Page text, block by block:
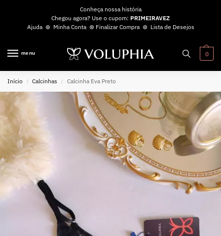
Conheça nossa história
Chegou agora? Use o cupom: PRIMEIRAVEZ
Ajuda⊛ Minha Conta⊛ Finalizar Compra⊛ Lista de Desejos
menu 0
Início / Calcinhas / Calcinha Eva Preto